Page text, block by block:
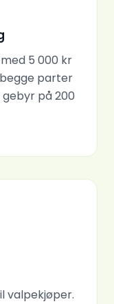
5 000 kr
parter
på 200
valpekjøper.